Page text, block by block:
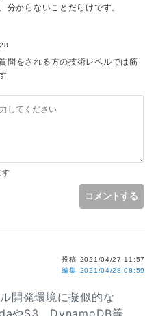
分からないことだらけです。
ょうか？また、そうであれば、ロ
的コンテンツの保存先の切り替え
語のフレームワークなし)では、
問をされる方の技術レベルでは筋
す
コメントする
開発環境に擬似的な
やS3、DynamoDB等
投稿 2021/04/27 11:57
編集 2021/04/28 08:59